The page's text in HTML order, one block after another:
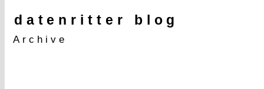
datenritter blog
Archive